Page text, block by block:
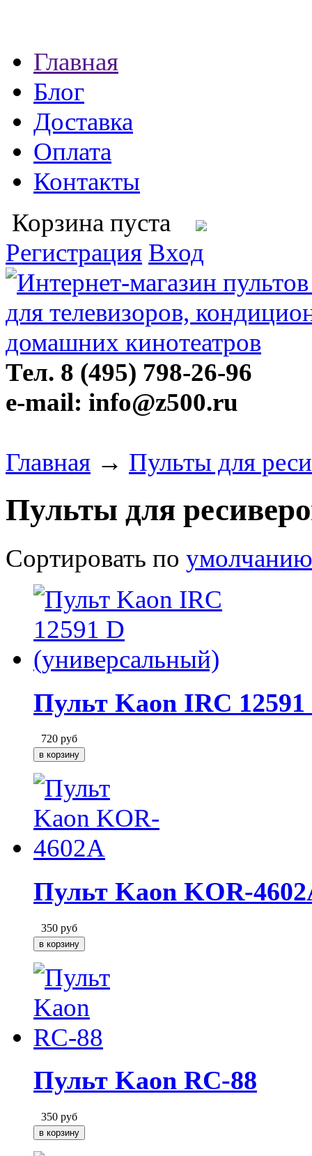
Главная
Блог
Доставка
Оплата
Контакты
Корзина пуста
Регистрация Вход
Тел. 8 (495) 798-26-96
e-mail: info@z500.ru
Главная → Пульты для
Пульты для
Сортировать по умолчанию
Пульт Kaon IRC
720 руб
Пульт Kaon KOR-
350 руб
Пульт Kaon RC-88
350 руб